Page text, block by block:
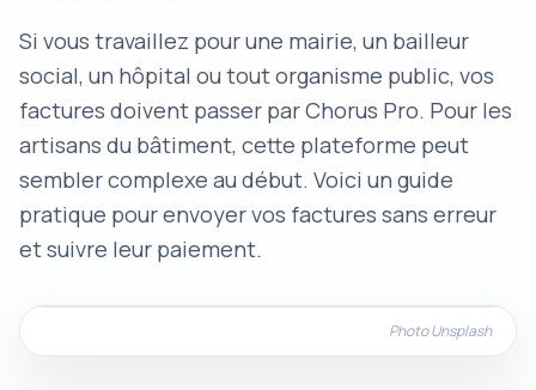
Si vous travaillez pour une mairie, un bailleur
social, un hôpital ou tout organisme public, vos
factures doivent passer par Chorus Pro. Pour les
artisans du bâtiment, cette plateforme peut
sembler complexe au début. Voici un guide
pratique pour envoyer vos factures sans erreur
et suivre leur paiement.
Photo Unsplash